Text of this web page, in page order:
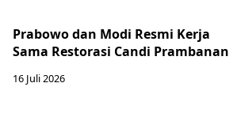
Prabowo dan Modi Resmi Kerja
Sama Restorasi Candi Prambanan
16 Juli 2026